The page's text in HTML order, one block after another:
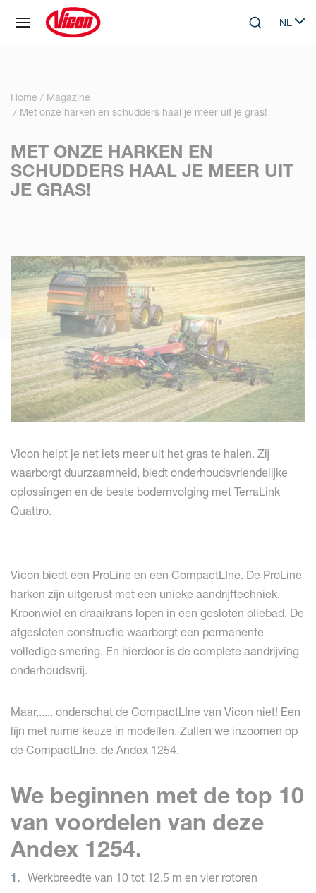
Skip to main contentSearchNL
Select
Home
Magazine
Met onze harken en schudders haal je meer uit je gras!
MET ONZE HARKEN EN
SCHUDDERS HAAL JE MEER UIT
JE GRAS!
Vicon helpt je net iets meer uit het gras te halen. Zij
waarborgt duurzaamheid, biedt onderhoudsvriendelijke
oplossingen en de beste bodemvolging met TerraLink
Quattro.
Vicon biedt een ProLine en een CompactLIne. De ProLine
harken zijn uitgerust met een unieke aandrijftechniek.
Kroonwiel en draaikrans lopen in een gesloten oliebad. De
afgesloten constructie waarborgt een permanente
volledige smering. En hierdoor is de complete aandrijving
onderhoudsvrij.
Maar,..... onderschat de CompactLIne van Vicon niet! Een
lijn met ruime keuze in modellen. Zullen we inzoomen op
de CompactLIne, de Andex 1254.
We beginnen met de top 10
van voordelen van deze
Andex 1254.
Werkbreedte van 10 tot 12.5 m en vier rotoren
Cookies beheer paneel